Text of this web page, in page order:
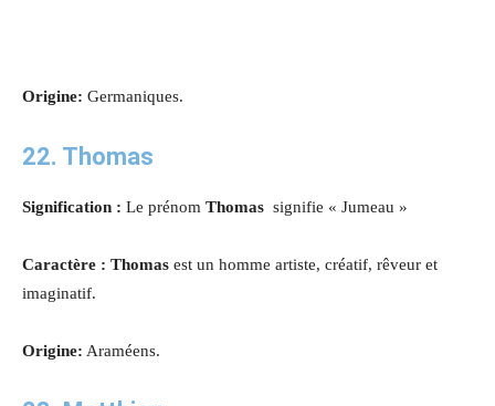
Origine: Germaniques.
22. Thomas
Signification : Le prénom Thomas signifie « Jumeau »
Caractère : Thomas est un homme artiste, créatif, rêveur et
imaginatif.
Origine: Araméens.